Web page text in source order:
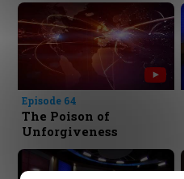
Episode 64
The Poison of
Unforgiveness